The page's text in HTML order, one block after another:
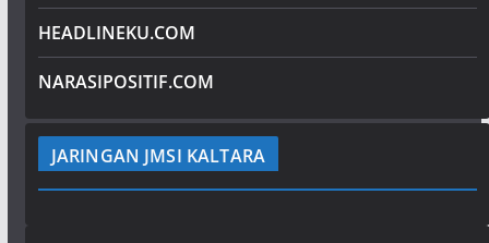
HEADLINEKU.COM
NARASIPOSITIF.COM
JARINGAN JMSI KALTARA